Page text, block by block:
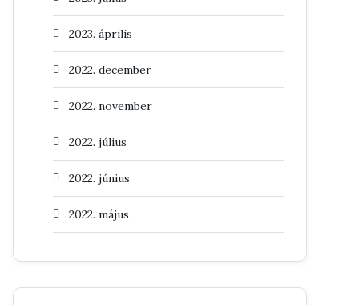
2023. április
2022. december
2022. november
2022. július
2022. június
2022. május